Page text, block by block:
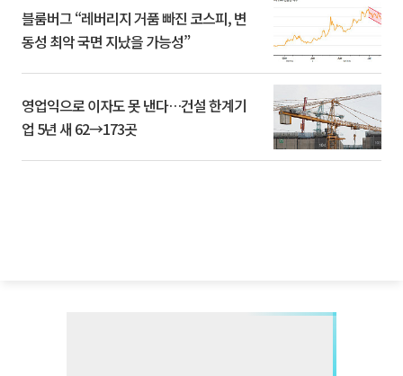
블룸버그 “레버리지 거품 빠진 코스피, 변
동성 최악 국면 지났을 가능성”
영업익으로 이자도 못 낸다…건설 한계기
업 5년 새 62→173곳